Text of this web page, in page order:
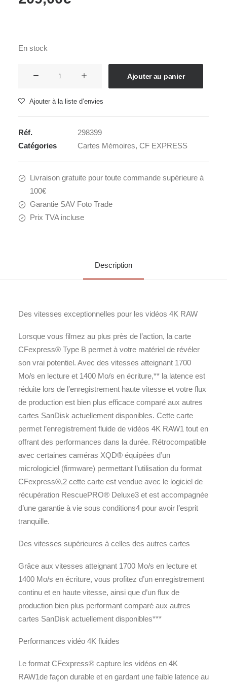
En stock
SANDISK
128GB
1700MB/s
Ajouter au panier
Ajouter à la liste d’envies
Réf.
298399
Catégories
Cartes Mémoires, CF EXPRESS
Livraison gratuite pour toute commande supérieure à
100€
Garantie SAV Foto Trade
Prix TVA incluse
Description
Des vitesses exceptionnelles pour les vidéos 4K RAW
Lorsque vous filmez au plus près de l’action, la carte
CFexpress® Type B permet à votre matériel de révéler
son vrai potentiel. Avec des vitesses atteignant 1700
Mo/s en lecture et 1400 Mo/s en écriture,** la latence est
réduite lors de l’enregistrement haute vitesse et votre flux
de production est bien plus efficace comparé aux autres
cartes SanDisk actuellement disponibles. Cette carte
permet l’enregistrement fluide de vidéos 4K RAW1 tout en
offrant des performances dans la durée. Rétrocompatible
avec certaines caméras XQD® équipées d’un
micrologiciel (firmware) permettant l’utilisation du format
CFexpress®,2 cette carte est vendue avec le logiciel de
récupération RescuePRO® Deluxe3 et est accompagnée
d’une garantie à vie sous conditions4 pour avoir l’esprit
tranquille.
Des vitesses supérieures à celles des autres cartes
Grâce aux vitesses atteignant 1700 Mo/s en lecture et
1400 Mo/s en écriture, vous profitez d’un enregistrement
continu et en haute vitesse, ainsi que d’un flux de
production bien plus performant comparé aux autres
cartes SanDisk actuellement disponibles***
Performances vidéo 4K fluides
Le format CFexpress® capture les vidéos en 4K
RAW1de façon durable et en gardant une faible latence au